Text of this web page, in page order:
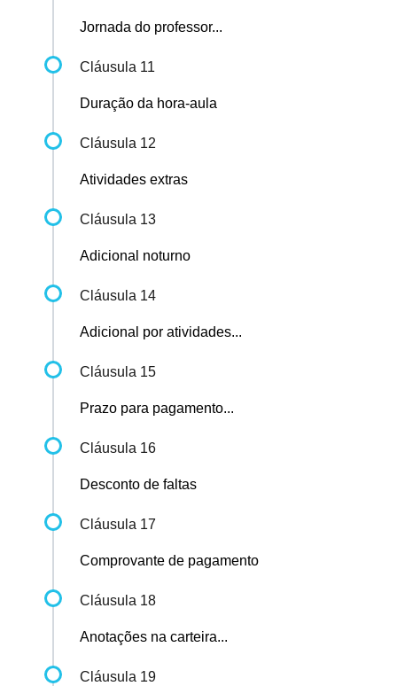
Jornada do professor...
Cláusula 11
Duração da hora-aula
Cláusula 12
Atividades extras
Cláusula 13
Adicional noturno
Cláusula 14
Adicional por atividades...
Cláusula 15
Prazo para pagamento...
Cláusula 16
Desconto de faltas
Cláusula 17
Comprovante de pagamento
Cláusula 18
Anotações na carteira...
Cláusula 19